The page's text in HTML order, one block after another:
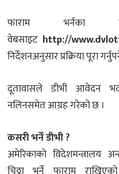
फाराम भर्नका
वेबसाइट http://
निर्देशनअनुसार प्रक्रिया पूरा
दूतावासले डीभी आवेदन
नलिनसमेत आग्रह गरेको छ ।
कसरी भर्ने डीभी ?
अमेरिकाको विदेशमन्त्रालय